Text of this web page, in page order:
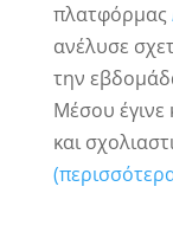
πλατφόρμας
ανέλυσε
την
Μέσου έγινε
και